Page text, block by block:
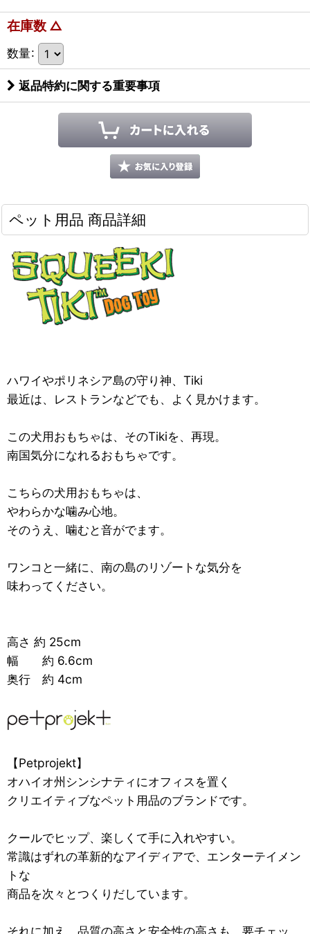
在庫数 △
数量:
返品特約に関する重要事項
ペット用品 商品詳細
ハワイやポリネシア島の守り神、Tiki
最近は、レストランなどでも、よく見かけます。
この犬用おもちゃは、そのTikiを、再現。
南国気分になれるおもちゃです。
こちらの犬用おもちゃは、
やわらかな噛み心地。
そのうえ、噛むと音がでます。
ワンコと一緒に、南の島のリゾートな気分を
味わってください。
高さ 約 25cm
幅 約 6.6cm
奥行 約 4cm
【Petprojekt】
オハイオ州シンシナティにオフィスを置く
クリエイティブなペット用品のブランドです。
クールでヒップ、楽しくて手に入れやすい。
常識はずれの革新的なアイディアで、エンターテイメン
トな
商品を次々とつくりだしています。
それに加え、品質の高さと安全性の高さも、要チェッ